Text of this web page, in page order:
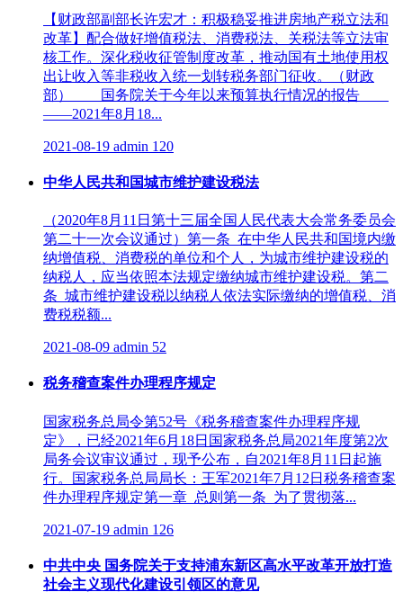
【财政部副部长许宏才：积极稳妥推进房地产税立法和
改革】配合做好增值税法、消费税法、关税法等立法审
核工作。深化税收征管制度改革，推动国有土地使用权
出让收入等非税收入统一划转税务部门征收。（财政
部） 国务院关于今年以来预算执行情况的报告
——2021年8月18...
2021-08-19 admin 120
中华人民共和国城市维护建设税法
（2020年8月11日第十三届全国人民代表大会常务委员会
第二十一次会议通过）第一条 在中华人民共和国境内缴
纳增值税、消费税的单位和个人，为城市维护建设税的
纳税人，应当依照本法规定缴纳城市维护建设税。第二
条 城市维护建设税以纳税人依法实际缴纳的增值税、消
费税税额...
2021-08-09 admin 52
税务稽查案件办理程序规定
国家税务总局令第52号《税务稽查案件办理程序规
定》，已经2021年6月18日国家税务总局2021年度第2次
局务会议审议通过，现予公布，自2021年8月11日起施
行。国家税务总局局长：王军2021年7月12日税务稽查案
件办理程序规定第一章 总则第一条 为了贯彻落...
2021-07-19 admin 126
中共中央 国务院关于支持浦东新区高水平改革开放打造
社会主义现代化建设引领区的意见